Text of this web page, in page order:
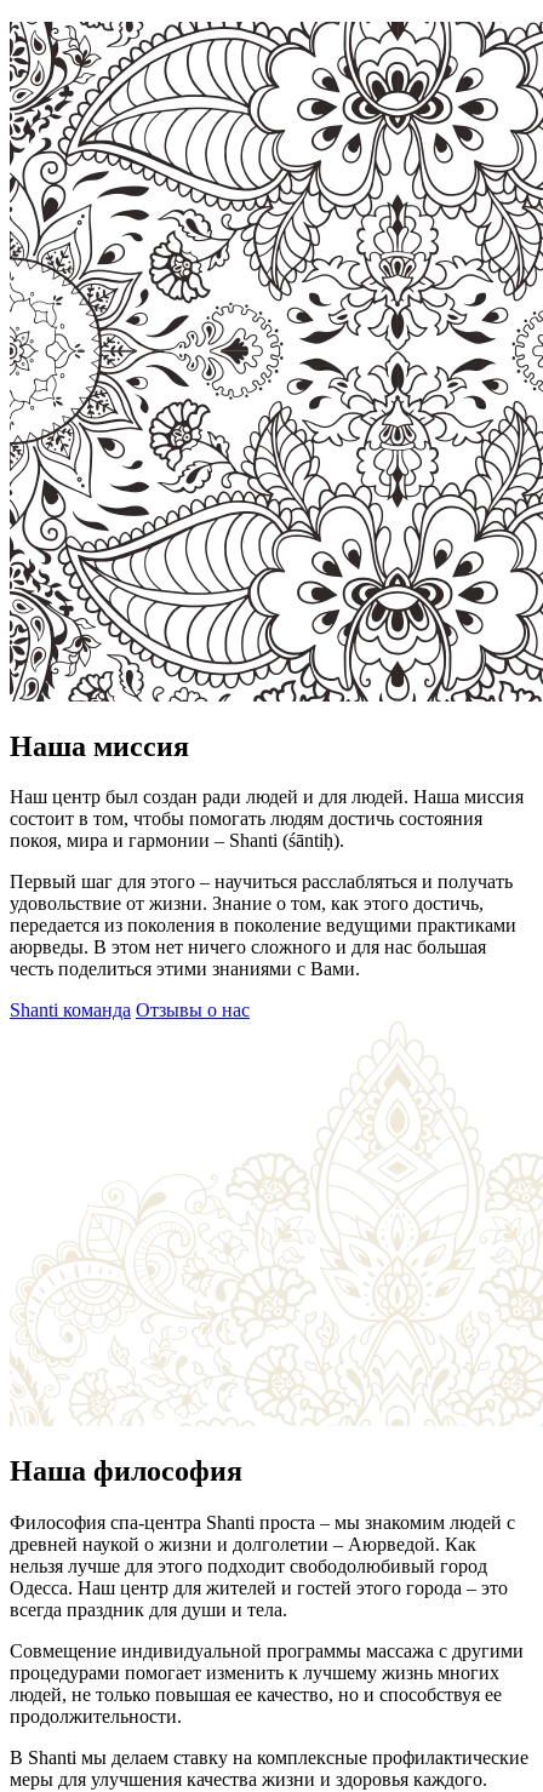
Наша миссия
Наш центр был создан ради людей и для людей. Наша миссия
состоит в том, чтобы помогать людям достичь состояния
покоя, мира и гармонии – Shanti (śāntiḥ).
Первый шаг для этого – научиться расслабляться и получать
удовольствие от жизни. Знание о том, как этого достичь,
передается из поколения в поколение ведущими практиками
аюрведы. В этом нет ничего сложного и для нас большая
честь поделиться этими знаниями с Вами.
Shanti команда Отзывы о нас
Наша философия
Философия спа-центра Shanti проста – мы знакомим людей с
древней наукой о жизни и долголетии – Аюрведой. Как
нельзя лучше для этого подходит свободолюбивый город
Одесса. Наш центр для жителей и гостей этого города – это
всегда праздник для души и тела.
Совмещение индивидуальной программы массажа с другими
процедурами помогает изменить к лучшему жизнь многих
людей, не только повышая ее качество, но и способствуя ее
продолжительности.
В Shanti мы делаем ставку на комплексные профилактические
меры для улучшения качества жизни и здоровья каждого.